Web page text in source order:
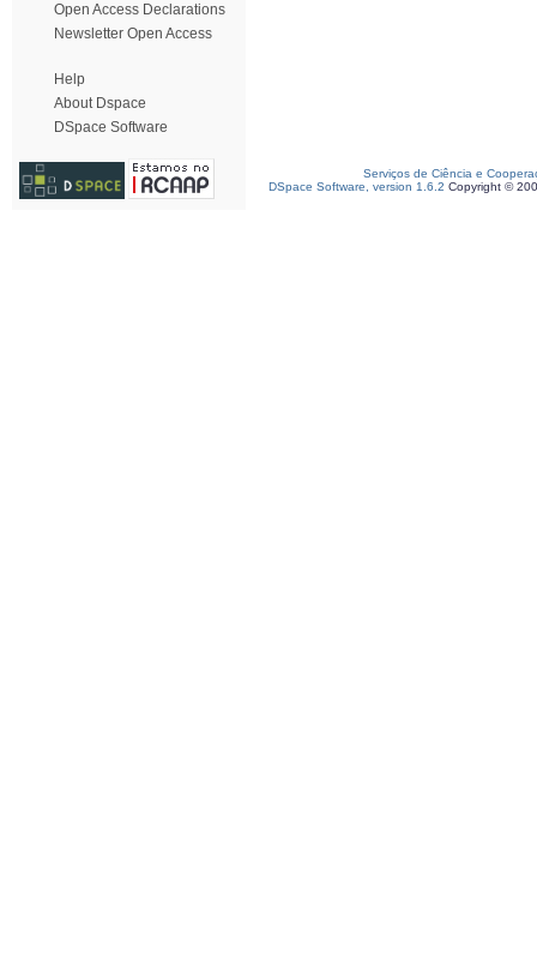
Open Access Declarations
Newsletter Open Access
Help
About Dspace
DSpace Software
Serviços de Ciência e
DSpace Software, version 1.6.2 Copyright ©